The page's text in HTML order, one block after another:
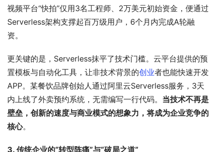
视频平台“快拍”仅用3名工程师、2万美元初始资金，便通过
Serverless架构支撑起百万级用户，6个月内完成A轮融
资。
更关键的是，Serverless抹平了技术门槛。云平台提供的预
置模板与自动化工具，让非技术背景的创业者也能快速开发
APP。某餐饮品牌创始人通过阿里云Serverless服务，3天
内上线了外卖预约系统，无需编写一行代码。 当技术不再是
壁垒，创新的速度与商业模式的想象力，将成为企业竞争的
核心。
3. 传统企业的“转型阵痛”与“破局之道”